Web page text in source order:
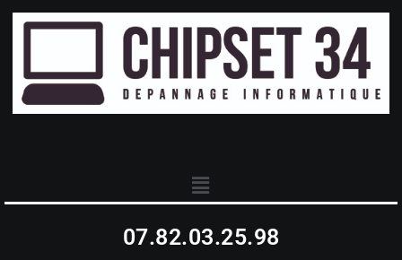
07.82.03.25.98